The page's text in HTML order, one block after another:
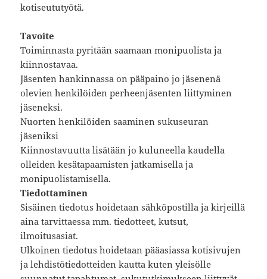
kotiseututyötä.
Tavoite
Toiminnasta pyritään saamaan monipuolista ja
kiinnostavaa.
Jäsenten hankinnassa on pääpaino jo jäsenenä
olevien henkilöiden perheenjäsenten liittyminen
jäseneksi.
Nuorten henkilöiden saaminen sukuseuran
jäseniksi
Kiinnostavuutta lisätään jo kuluneella kaudella
olleiden kesätapaamisten jatkamisella ja
monipuolistamisella.
Tiedottaminen
Sisäinen tiedotus hoidetaan sähköpostilla ja kirjeillä
aina tarvittaessa mm. tiedotteet, kutsut,
ilmoitusasiat.
Ulkoinen tiedotus hoidetaan pääasiassa kotisivujen
ja lehdistötiedotteiden kautta kuten yleisölle